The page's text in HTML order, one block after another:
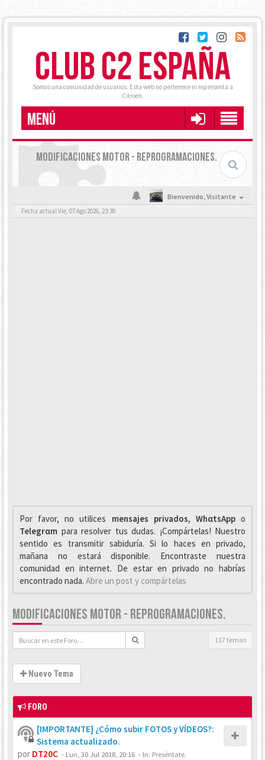
CLUB C2 ESPAÑA
Somos una comunidad de usuarios. Esta web no pertenece ni representa a
Citroën.
MENÚ
MODIFICACIONES MOTOR - REPROGRAMACIONES.
Bienvenido,Visitante
Fecha actual Vie, 07 Ago 2026, 23:39
Por favor, no utilices mensajes privados, WhαtsAppo
Telegrαm para resolver tus dudas. ¡Compártelas! Nuestro
sentido es transmitir sabiduría. Si lo haces en privado,
mañana no estará disponible. Encontraste nuestra
comunidad en internet. De estar en privado no habrías
encontrado nada. Abre un post y compártelas
MODIFICACIONES MOTOR - REPROGRAMACIONES.
117 temas
Nuevo Tema
FORO
[IMPORTANTE] ¿Cómo subir FOTOS y VÍDEOS?:
Sistema actualizado.
por DT20C - Lun, 30 Jul 2018, 20:16 - In: Preséntate.